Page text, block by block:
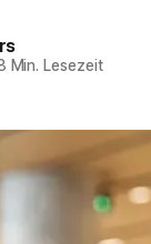
Min. Lesezeit